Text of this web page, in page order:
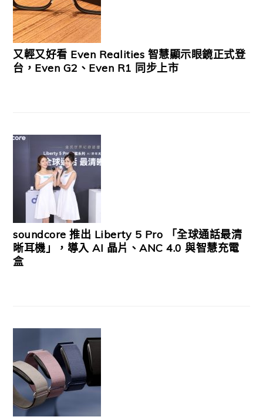
又輕又好看 Even Realities 智慧顯示眼鏡正式登
台，Even G2、Even R1 同步上市
soundcore 推出 Liberty 5 Pro 「全球通話最清
晰耳機」，導入 AI 晶片、ANC 4.0 與智慧充電
盒